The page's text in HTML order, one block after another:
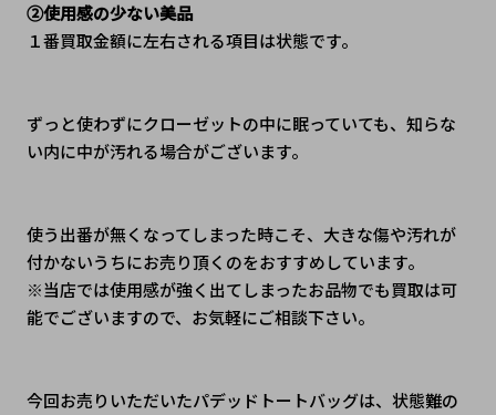
②使用感の少ない美品
１番買取金額に左右される項目は状態です。
ずっと使わずにクローゼットの中に眠っていても、知らな
い内に中が汚れる場合がございます。
使う出番が無くなってしまった時こそ、大きな傷や汚れが
付かないうちにお売り頂くのをおすすめしています。
※当店では使用感が強く出てしまったお品物でも買取は可
能でございますので、お気軽にご相談下さい。
今回お売りいただいたパデッドトートバッグは、状態難の